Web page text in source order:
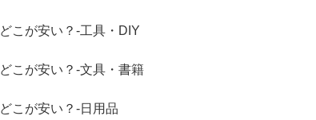
どこが安い？-工具・DIY
どこが安い？-文具・書籍
どこが安い？-日用品